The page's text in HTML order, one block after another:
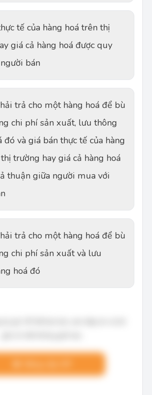
tế của hàng hoá trên thị
giá cả hàng hoá được quy
bán
trả cho một hàng hoá để bù
chi phí sản xuất, lưu thông
đó và giá bán thực tế của hàng
trường hay giá cả hàng hoá
thuận giữa người mua với
trả cho một hàng hoá để bù
chi phí sản xuất và lưu
hoá đó